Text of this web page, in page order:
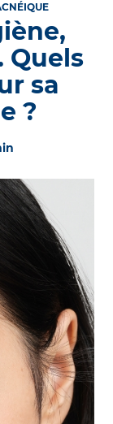
Quels
sa
?